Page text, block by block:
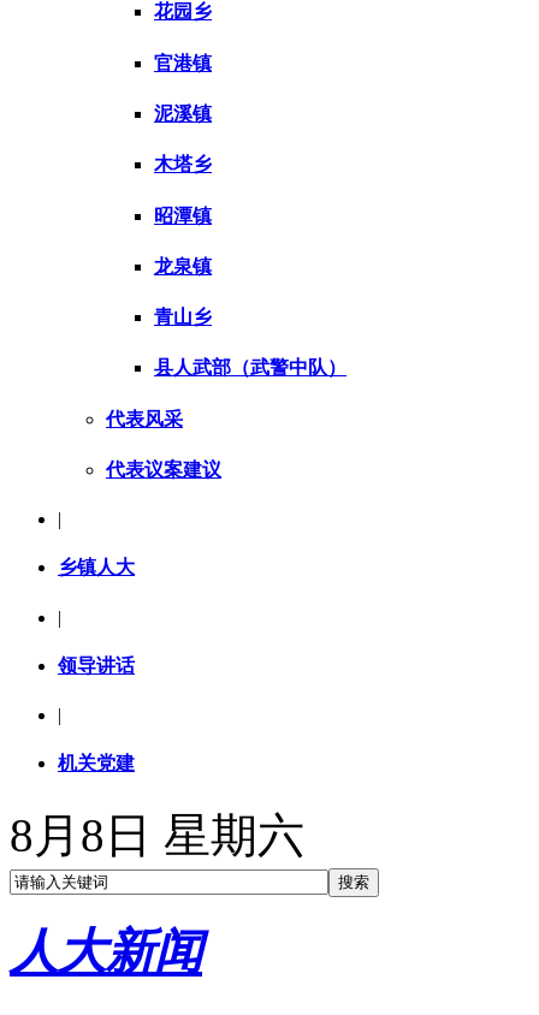
花园乡
官港镇
泥溪镇
木塔乡
昭潭镇
龙泉镇
青山乡
县人武部（武警中队）
代表风采
代表议案建议
|
乡镇人大
|
领导讲话
|
机关党建
8月8日 星期六
人大新闻